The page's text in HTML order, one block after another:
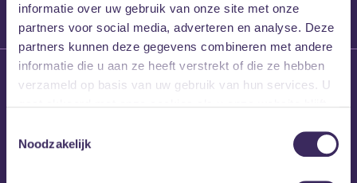
informatie over uw gebruik van onze site met onze
partners voor social media, adverteren en analyse. Deze
partners kunnen deze gegevens combineren met andere
informatie die u aan ze heeft verstrekt of die ze hebben
verzameld op basis van uw gebruik van hun services. U
Noodzakelijk
26 maart 2026
Willem’s Blog: High